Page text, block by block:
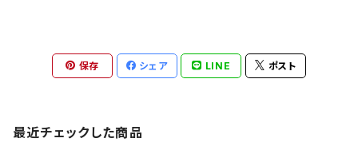
保存 シェア LINE ポスト
最近チェックした商品